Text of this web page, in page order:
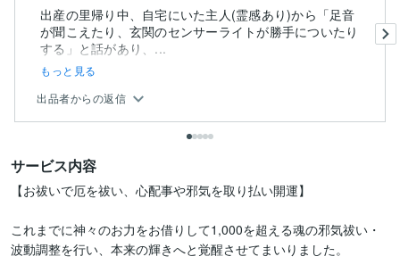
出産の里帰り中、自宅にいた主人(霊感あり)から「足音
が聞こえたり、玄関のセンサーライトが勝手についたり
する」と話があり、...
もっと見る
出品者からの返信
サービス内容
【お祓いで厄を祓い、心配事や邪気を取り払い開運】
これまでに神々のお力をお借りして1,000を超える魂の邪気祓い・
波動調整を行い、本来の輝きへと覚醒させてまいりました。